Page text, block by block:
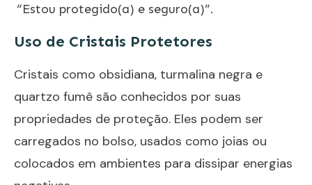
“Estou protegido(a) e seguro(a)”.
Uso de Cristais Protetores
Cristais como obsidiana, turmalina negra e
quartzo fumê são conhecidos por suas
propriedades de proteção. Eles podem ser
carregados no bolso, usados como joias ou
colocados em ambientes para dissipar energias